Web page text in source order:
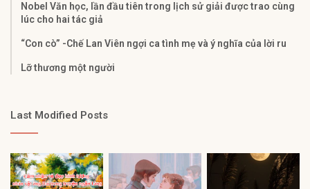
Nobel Văn học, lần đầu tiên trong lịch sử giải được trao cùng
lúc cho hai tác giả
“Con cò” -Chế Lan Viên ngợi ca tình mẹ và ý nghĩa của lời ru
Lỡ thương một người
Last Modified Posts